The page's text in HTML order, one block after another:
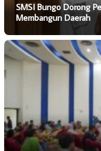
SMSI Bungo Dorong
Membangun Daerah